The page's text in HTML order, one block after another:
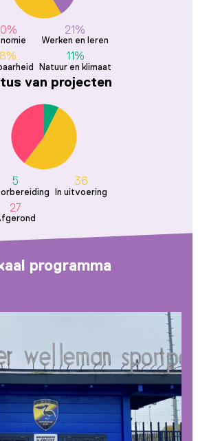
21%
Werken en leren
11%
Natuur en klimaat
van projecten
5 36
In uitvoering
27
programma